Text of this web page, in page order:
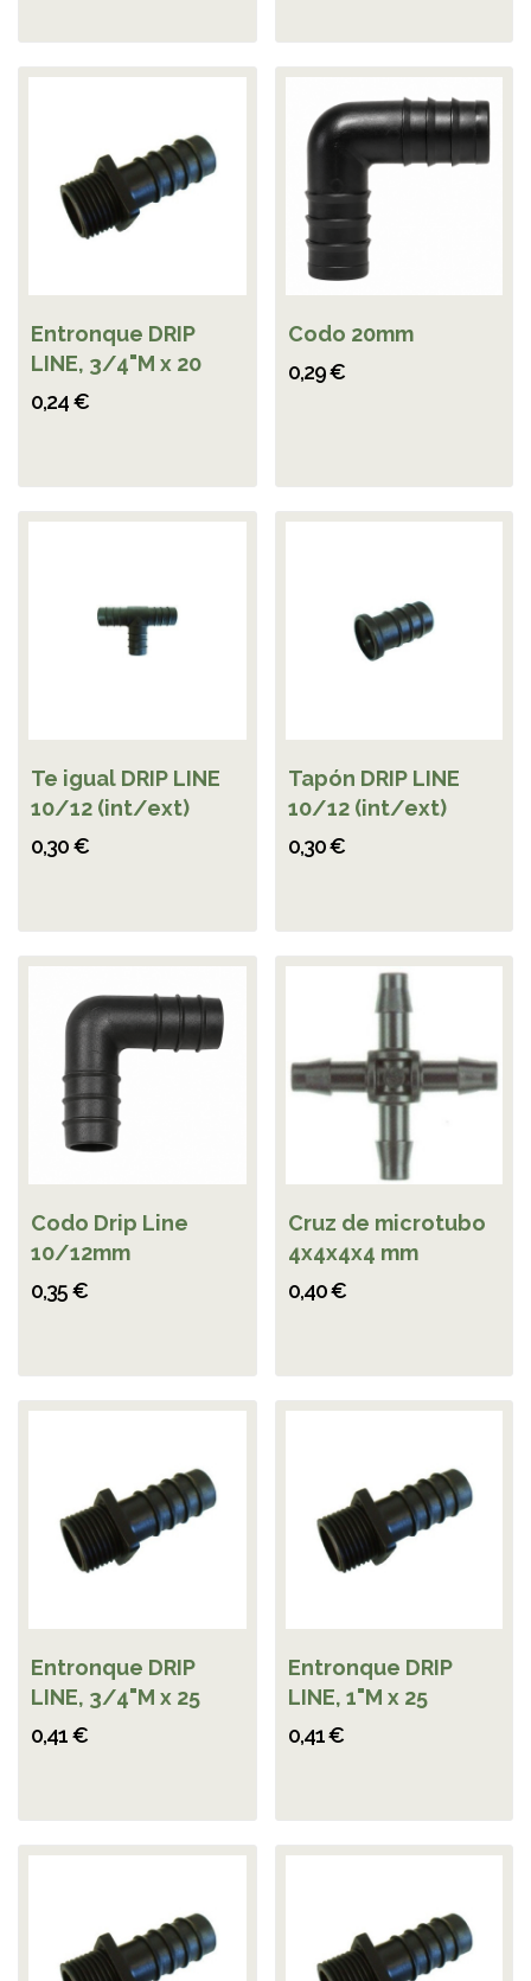
Entronque DRIP
LINE, 3/4"M x 20
0,24 €
Codo 20mm
0,29 €
Te igual DRIP LINE
10/12 (int/ext)
0,30 €
Tapón DRIP LINE
10/12 (int/ext)
0,30 €
Codo Drip Line
10/12mm
0,35 €
Cruz de microtubo
4x4x4x4 mm
0,40 €
Entronque DRIP
LINE, 3/4"M x 25
0,41 €
Entronque DRIP
LINE, 1"M x 25
0,41 €